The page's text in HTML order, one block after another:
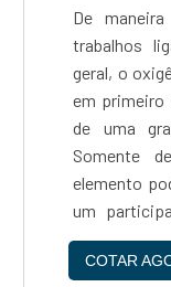
De
trabalhos
geral, o
em primeiro
de uma
Somente
elemento
um
físicas
produtivos
COTAR